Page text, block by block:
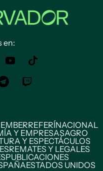
en:
REFERÍNACIONAL
Y EMPRESASAGRO
Y ESPECTÁCULOS
REMATES Y LEGALES
PUBLICACIONES
ESTADOS UNIDOS